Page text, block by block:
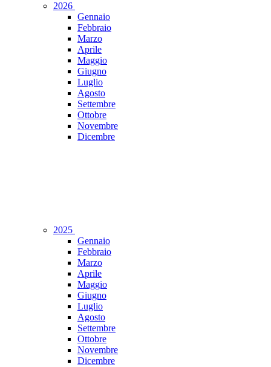
2026
Gennaio
Febbraio
Marzo
Aprile
Maggio
Giugno
Luglio
Agosto
Settembre
Ottobre
Novembre
Dicembre
2025
Gennaio
Febbraio
Marzo
Aprile
Maggio
Giugno
Luglio
Agosto
Settembre
Ottobre
Novembre
Dicembre